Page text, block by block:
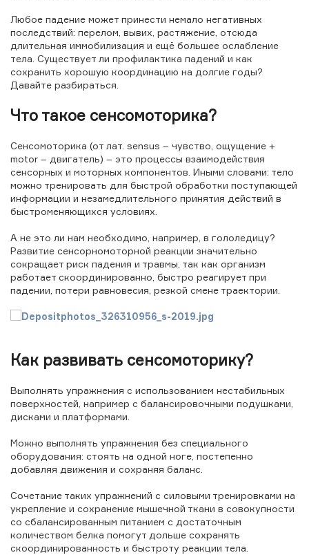
Любое падение может принести немало негативных
последствий: перелом, вывих, растяжение, отсюда
длительная иммобилизация и ещё большее ослабление
тела. Существует ли профилактика падений и как
сохранить хорошую координацию на долгие годы?
Давайте разбираться.
Что такое сенсомоторика?
Сенсомоторика (от лат. sensus – чувство, ощущение +
motor – двигатель) – это процессы взаимодействия
сенсорных и моторных компонентов. Иными словами: тело
можно тренировать для быстрой обработки поступающей
информации и незамедлительного принятия действий в
быстроменяющихся условиях.
А не это ли нам необходимо, например, в гололедицу?
Развитие сенсорномоторной реакции значительно
сокращает риск падения и травмы, так как организм
работает скоординированно, быстро реагирует при
падении, потери равновесия, резкой смене траектории.
Как развивать сенсомоторику?
Выполнять упражнения с использованием нестабильных
поверхностей, например с балансировочными подушками,
дисками и платформами.
Можно выполнять упражнения без специального
оборудования: стоять на одной ноге, постепенно
добавляя движения и сохраняя баланс.
Сочетание таких упражнений с силовыми тренировками на
укрепление и сохранение мышечной ткани в совокупности
со сбалансированным питанием с достаточным
количеством белка помогут дольше сохранять
скоординированность и быстроту реакции тела.